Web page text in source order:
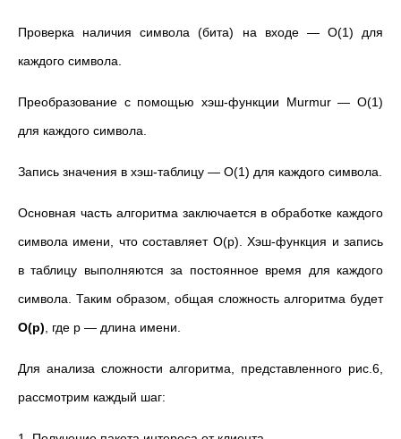
Проверка наличия символа (бита) на входе — O(1) для
каждого символа.
Преобразование с помощью хэш-функции Murmur — O(1)
для каждого символа.
Запись значения в хэш-таблицу — O(1) для каждого символа.
Основная часть алгоритма заключается в обработке каждого
символа имени, что составляет O(p). Хэш-функция и запись
в таблицу выполняются за постоянное время для каждого
символа. Таким образом, общая сложность алгоритма будет
O(p) , где p — длина имени.
Для анализа сложности алгоритма, представленного рис.6
рассмотрим каждый шаг: